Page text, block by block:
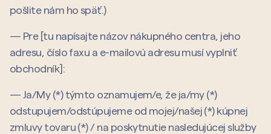
pošlite nám ho späť.)
— Pre [tu napísajte názov nákupného centra, jeho
adresu, číslo faxu a e-mailovú adresu musí vyplniť
obchodník]:
— Ja/My (*) týmto oznamujem/e, že ja/my (*)
odstupujem/odstúpujeme od mojej/našej (*) kúpnej
zmluvy tovaru (*) / na poskytnutie nasledujúcej služby